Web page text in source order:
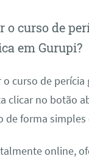
o curso de
em Gurupi?
o curso de
clicar no botão
de forma simples
online,